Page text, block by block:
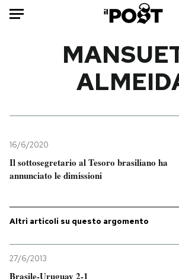
Mondo
Tecnologia
Internet
Economia
Libri
Ok
16/6/2020
Il sottosegretario al Tesoro brasiliano ha
annunciato le dimissioni
Altri articoli su questo argomento
27/6/2013
Brasile-Uruguay 2-1